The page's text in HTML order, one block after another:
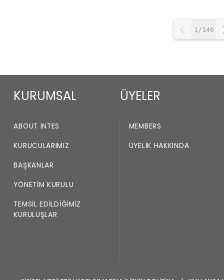
1/140
KURUMSAL
ABOUT INTES
KURUCULARIMIZ
BAŞKANLAR
YÖNETIM KURULU
TEMSIL EDILDIĞIMIZ
KURULUŞLAR
ÜYELER
MEMBERS
ÜYELIK HAKKINDA